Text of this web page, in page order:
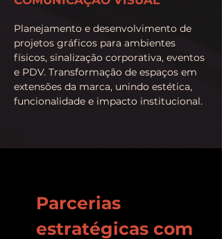
Planejamento e desenvolvimento de
projetos gráficos para ambientes
físicos, sinalização corporativa, eventos
e PDV. Transformação de espaços em
extensões da marca, unindo estética,
funcionalidade e impacto institucional.
Parcerias
estratégicas com